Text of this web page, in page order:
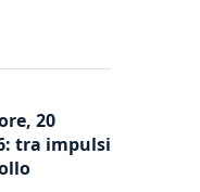
20
tra impulsi